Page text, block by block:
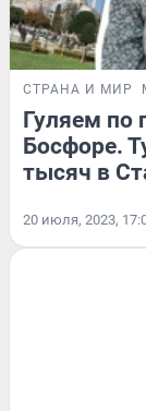
СТРАНА И МИР
Гуляем по
Босфоре.
тысяч в
20 июля, 2023,